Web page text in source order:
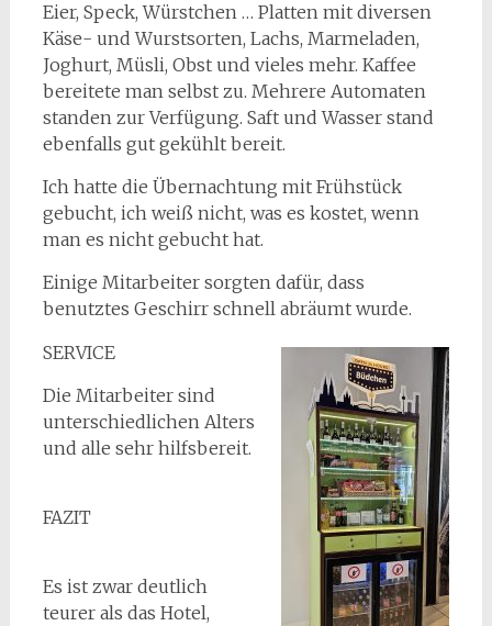
Eier, Speck, Würstchen … Platten mit diversen
Käse- und Wurstsorten, Lachs, Marmeladen,
Joghurt, Müsli, Obst und vieles mehr. Kaffee
bereitete man selbst zu. Mehrere Automaten
standen zur Verfügung. Saft und Wasser stand
ebenfalls gut gekühlt bereit.
Ich hatte die Übernachtung mit Frühstück
gebucht, ich weiß nicht, was es kostet, wenn
man es nicht gebucht hat.
Einige Mitarbeiter sorgten dafür, dass
benutztes Geschirr schnell abräumt wurde.
SERVICE
Die Mitarbeiter sind
unterschiedlichen Alters
und alle sehr hilfsbereit.
FAZIT
Es ist zwar deutlich
teurer als das Hotel,